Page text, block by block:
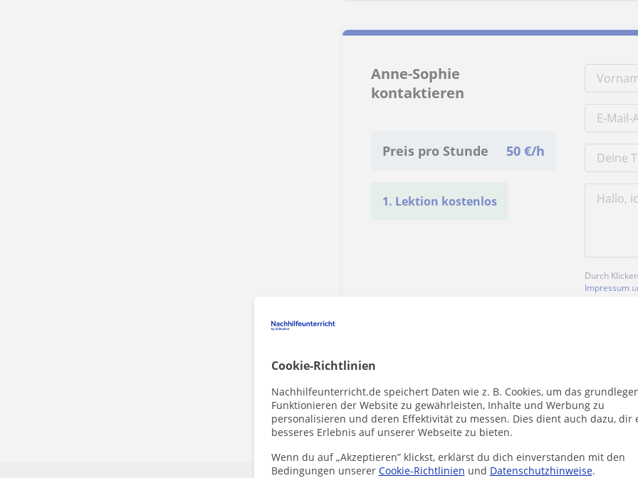
Cookie-Richtlinien
Nachhilfeunterricht.de speichert Daten wie z. B. Cookies, um das
Funktionieren der Website zu gewährleisten, Inhalte und Werbung zu
personalisieren und deren Effektivität zu messen. Dies dient auch dazu, dir
besseres Erlebnis auf unserer Webseite zu bieten.
Wenn du auf „Akzeptieren” klickst, erklärst du dich einverstanden mit den
Bedingungen unserer Cookie-Richtlinien und Datenschutzhinweise.
Anne-Sophie
kontaktieren
Preis pro Stunde 50 €/h
1. Lektion kostenlos
Durch
Impressum
Enthält dieses Profil einen Fehler? Melden